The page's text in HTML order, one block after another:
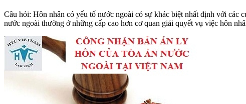
Câu hỏi: Hôn nhân có yếu tố nước ngoài có sự khác biệt nhất định với
nước ngoài thường ở những cấp cao hơn cơ quan giải quyết vụ việc hôn